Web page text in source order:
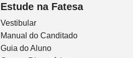
Estude na Fatesa
Vestibular
Manual do Canditado
Guia do Aluno